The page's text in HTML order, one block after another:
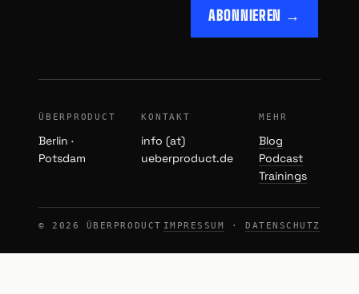
ABONNIEREN →
ÜBERPRODUCT
Berlin ·
Potsdam
KONTAKT
info (at)
ueberproduct.de
MEHR
Blog
Podcast
Trainings
© 2026 ÜBERPRODUCT IMPRESSUM · DATENSCHUTZ